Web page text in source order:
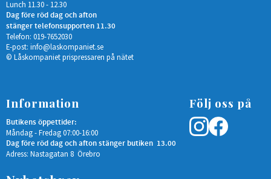
Lunch 11.30 - 12.30
Dag före röd dag och afton
stänger telefonsupporten 11.30
Telefon: 019-7652030
E-post: info@laskompaniet.se
© Låskompaniet prispressaren på nätet
Information
Butikens öppettider:
Måndag - Fredag 07:00-16:00
Dag före röd dag och afton stänger butiken 13.00
Adress: Nastagatan 8 Örebro
Följ oss på